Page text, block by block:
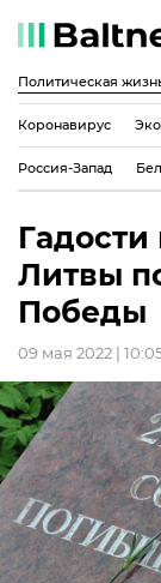
Политическая
Коронавирус
Россия-Запад
Гадости
Литвы
Победы
09 мая 2022 |